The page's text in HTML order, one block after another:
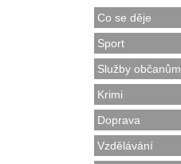
Co se děje
Sport
Služby občanům
Krimi
Doprava
Vzdělávání